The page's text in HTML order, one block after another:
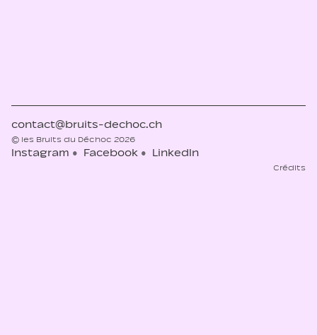
contact@bruits-dechoc.ch
© les Bruits du Déchoc 2026
Instagram Facebook LinkedIn
Crédits